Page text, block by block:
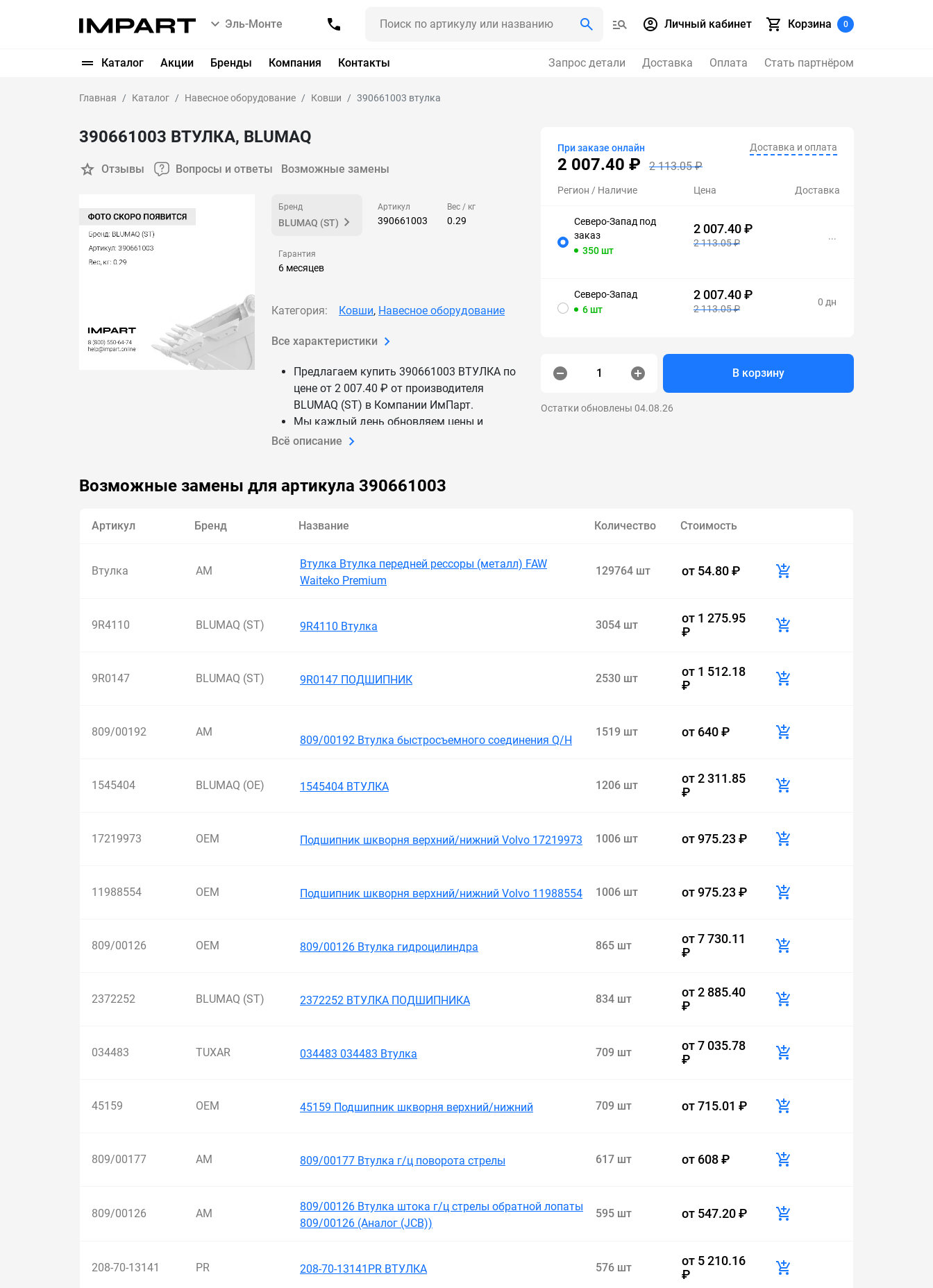
Эль-Монте Личный кабинет Корзина 0
Каталог Акции Бренды Компания Контакты Запрос детали Доставка Оплата Стать партнёром
Главная Каталог Навесное оборудование Ковши 390661003 втулка
390661003 ВТУЛКА, BLUMAQ
Отзывы Вопросы и ответы Возможные замены
Бренд
BLUMAQ (ST)
Артикул
390661003
Вес / кг
0.29
Гарантия
6 месяцев
Категория: Ковши, Навесное оборудование
Все характеристики
Предлагаем купить 390661003 ВТУЛКА по
цене от 2 007.40 ₽ от производителя
BLUMAQ (ST) в Компании ИмПарт.
Мы каждый день обновляем цены и
наличие — данные актуальны.
Всё описание
При заказе онлайн
2 007.40 ₽ 2 113.05 ₽
Доставка и оплата
Регион / Наличие Цена Доставка
Северо-Запад под
заказ
350 шт
2 007.40 ₽
2 113.05 ₽
...
Северо-Запад
6 шт
2 007.40 ₽
2 113.05 ₽
0 дн
В корзину
Остатки обновлены 04.08.26
Возможные замены для артикула 390661003
Артикул Бренд Название Количество Стоимость
Втулка AM
Втулка Втулка передней рессоры (металл) FAW
Waiteko Premium
129764 шт от 54.80 ₽
9R4110 BLUMAQ (ST) 9R4110 Втулка 3054 шт от 1 275.95
₽
9R0147 BLUMAQ (ST) 9R0147 ПОДШИПНИК 2530 шт от 1 512.18
₽
809/00192 AM
809/00192 Втулка быстросъемного соединения Q/H
1519 шт от 640 ₽
1545404 BLUMAQ (OE) 1545404 ВТУЛКА 1206 шт от2 311.85
₽
17219973 OEM Подшипник шкворня верхний/нижний Volvo 17219973 1006 шт от975.23 ₽
11988554 OEM Подшипник шкворня верхний/нижний Volvo 11988554 1006 шт от975.23 ₽
809/00126 OEM 809/00126 Втулка гидроцилиндра 865 шт от7 730.11
₽
2372252 BLUMAQ (ST) 2372252 ВТУЛКА ПОДШИПНИКА 834 шт от2 885.40
₽
034483 TUXAR 034483 034483 Втулка 709 шт от7 035.78
₽
45159 OEM 45159 Подшипник шкворня верхний/нижний 709 шт от715.01 ₽
809/00177 AM 809/00177 Втулка г/ц поворота стрелы 617 шт от 608 ₽
809/00126 AM
809/00126 Втулка штока г/ц стрелы обратной лопаты
809/00126 (Аналог (JCB))
595 шт от 547.20 ₽
208-70-13141 PR 208-70-13141PR ВТУЛКА 576 шт от 5 210.16
₽